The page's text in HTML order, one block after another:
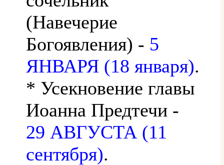
(Навечерие
Богоявления) - 5
ЯНВАРЯ (18 января).
* Усекновение главы
Иоанна Предтечи -
29 АВГУСТА (11
сентября).